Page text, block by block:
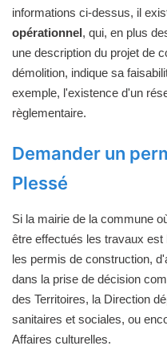
informations ci-dessus, il
opérationnel, qui, en plus
une description du projet de
démolition, indique sa
exemple, l'existence d'un
règlementaire.
Demander un
Plessé
Si la mairie de la commune
être effectués les travaux
les permis de construction,
dans la prise de décision
des Territoires, la Direction
sanitaires et sociales, ou
Affaires culturelles.